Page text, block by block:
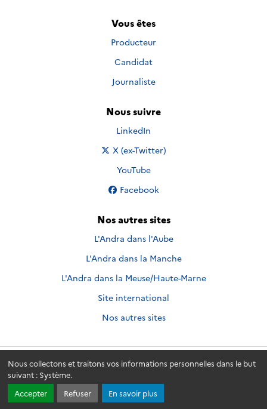
Nous collectons et traitons vos informations personnelles dans le but
suivant : Système.
Accepter
Refuser En savoir plus
Vous êtes
Producteur
Candidat
Journaliste
Nous suivre
Nous suivre sur
LinkedIn
Nous suivre sur
X (ex-Twitter)
Nous suivre sur
YouTube
Nous suivre sur
Facebook
Nos autres sites
L'Andra dans l'Aube
L'Andra dans la Manche
L'Andra dans la Meuse/Haute-Marne
Site international
Nos autres sites
Andra.fr © 2026 - Andra. Tous droits réservés.